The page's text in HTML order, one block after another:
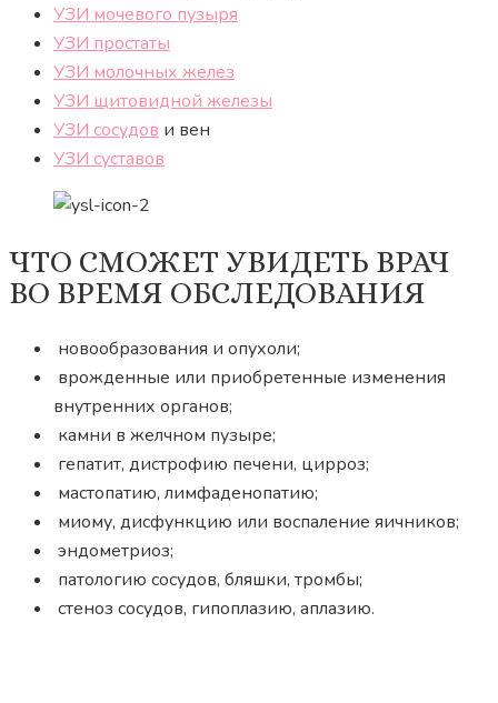
УЗИ мочевого пузыря
УЗИ простаты
УЗИ молочных желез
УЗИ щитовидной железы
УЗИ сосудов и вен
УЗИ суставов
ЧТО СМОЖЕТ УВИДЕТЬ ВРАЧ
ВО ВРЕМЯ ОБСЛЕДОВАНИЯ
новообразования и опухоли;
врожденные или приобретенные изменения
внутренних органов;
камни в желчном пузыре;
гепатит, дистрофию печени, цирроз;
мастопатию, лимфаденопатию;
миому, дисфункцию или воспаление яичников;
эндометриоз;
патологию сосудов, бляшки, тромбы;
стеноз сосудов, гипоплазию, аплазию.